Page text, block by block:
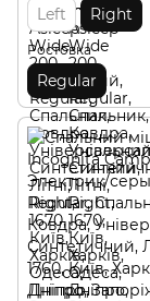
Left Right
Ростовка
Regular